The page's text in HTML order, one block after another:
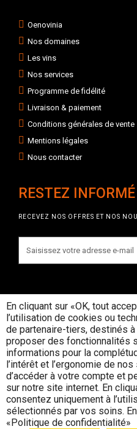
Oenovinia
Nos domaines
Les vins
Nos services
Programme de fidélité
Livraison & paiement
Conditions générales de vente
Mentions légales
Nous contacter
RESTEZ
RECEVEZ NOS OFFRES ET NOS
La preuve
exigée au
CODE DE
L’abus d’alcool est dangereux
modération
En cliquant sur «OK, tout
l’utilisation de cookies ou
de partenaire-tiers, destinés
proposer des fonctionnalités
informations pour la
l’intérêt et l’ergonomie de
d’accéder à votre compte et
sur notre site internet. En
consentez uniquement à
sélectionnés par vos soins.
«Politique de confidentialité»